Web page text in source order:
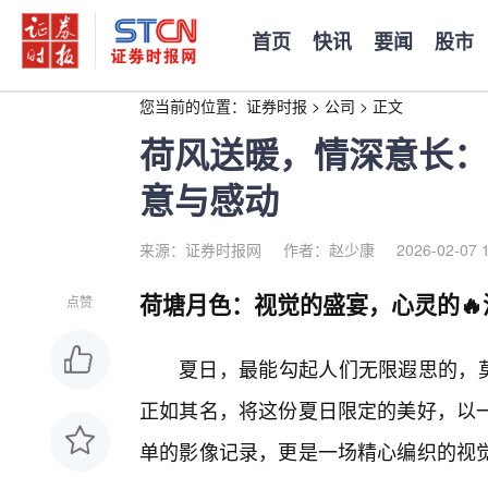
首页 快讯 要闻 股市
您当前的位置： 证券时报 > 公司 > 正文
荷风送暖，情深意长
意与感动
来源：证券时报网 作者：赵少康 2026-02-07
点赞 荷塘月色：视觉的盛宴，心灵的
夏日，最能勾起人们无限遐思的，
正如其名，将这份夏日限定的美好，
单的影像记录，更是一场精心编织的